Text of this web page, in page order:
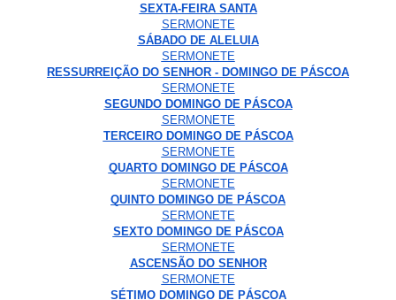
SEXTA-FEIRA SANTA
SERMONETE
SÁBADO DE ALELUIA
SERMONETE
RESSURREIÇÃO DO SENHOR - DOMINGO DE PÁSCOA
SERMONETE
SEGUNDO DOMINGO DE PÁSCOA
SERMONETE
TERCEIRO DOMINGO DE PÁSCOA
SERMONETE
QUARTO DOMINGO DE PÁSCOA
SERMONETE
QUINTO DOMINGO DE PÁSCOA
SERMONETE
SEXTO DOMINGO DE PÁSCOA
SERMONETE
ASCENSÃO DO SENHOR
SERMONETE
SÉTIMO DOMINGO DE PÁSCOA